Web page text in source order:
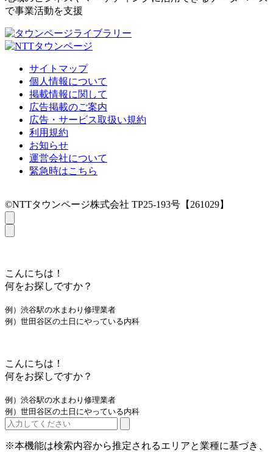
で事業活動を支援
サイトマップ
個人情報について
掲載情報に関して
広告掲載のご案内
広告・サービス取扱い規約
利用規約
お知らせ
運営会社について
緊急時はこちら
©NTTタウンページ株式会社 TP25-193号【261029】
こんにちは！
何をお探しですか？
例）渋谷駅の水まわり修理業者
例）世田谷区の土日にやっている内科
こんにちは！
何をお探しですか？
例）渋谷駅の水まわり修理業者
例）世田谷区の土日にやっている内科
※本機能は検索内容から推定されるエリアと業種に基づき、